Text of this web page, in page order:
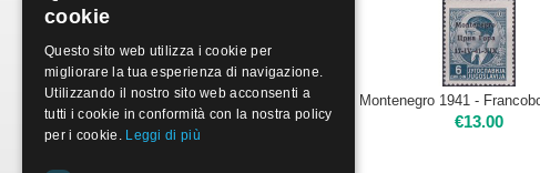
€45.00 €13.00
cookie
Questo sito web utilizza i cookie per
migliorare la tua esperienza di navigazione.
Utilizzando il nostro sito web acconsenti a
tutti i cookie in conformità con la nostra policy
per i cookie. Leggi di più